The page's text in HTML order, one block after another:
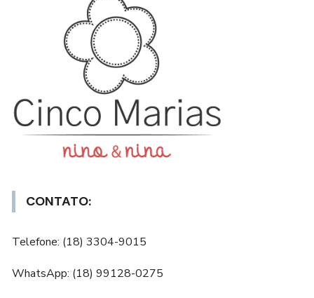
CONTATO:
Telefone: (18) 3304-9015
WhatsApp: (18) 99128-0275